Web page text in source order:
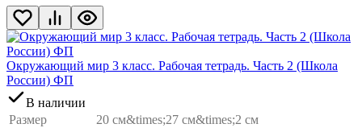
Окружающий мир 3 класс. Рабочая тетрадь. Часть 2 (Школа
России) ФП
В наличии
Размер
20 см&times;27 см&times;2 см